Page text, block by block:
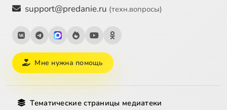
support@predanie.ru (техн.вопросы)
Мне нужна помощь
Тематические страницы медиатеки